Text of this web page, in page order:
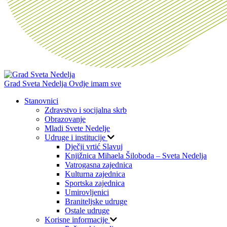
Grad Sveta Nedelja Ovdje imam sve
Stanovnici
Zdravstvo i socijalna skrb
Obrazovanje
Mladi Svete Nedelje
Udruge i institucije
Dječji vrtić Slavuj
Knjižnica Mihaela Šiloboda – Sveta Nedelja
Vatrogasna zajednica
Kulturna zajednica
Sportska zajednica
Umirovljenici
Braniteljske udruge
Ostale udruge
Korisne informacije